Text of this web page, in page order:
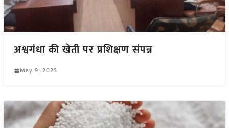
अश्वगंधा की खेती पर प्रशिक्षण संपन्न
May 9, 2025